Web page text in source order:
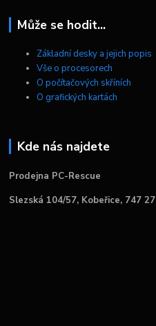
Může se hodit...
Základní desky a jejich popis
Vše o procesorech
O počítačových skříních
O grafických kartách
Kde nás najdete
Prodejna PC-Rescue
Slezská 104/57, Kobeřice, 747 27